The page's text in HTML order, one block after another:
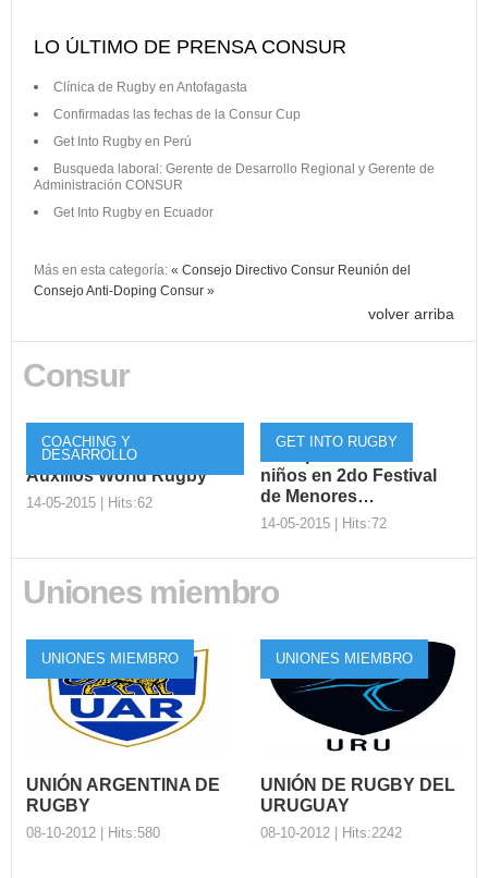
LO ÚLTIMO DE PRENSA CONSUR
Clínica de Rugby en Antofagasta
Confirmadas las fechas de la Consur Cup
Get Into Rugby en Perú
Busqueda laboral: Gerente de Desarrollo Regional y Gerente de
Administración CONSUR
Get Into Rugby en Ecuador
Más en esta categoría: « Consejo Directivo Consur Reunión del
Consejo Anti-Doping Consur »
volver arriba
Consur
COACHING Y
DESARROLLO
Curso Primeros
Auxilios World Rugby
14-05-2015 | Hits:62
Curso Primeros
Rugby
capacitaciones llevado a
cabo por FERUCHI en el año
2015, ...
GET INTO RUGBY
niños en 2do Festival
de Menores…
14-05-2015 | Hits:72
niños en 2do
Festival de
Menores…
El pasado domingo 10 de
mayo se realizó el segundo
festival de menores en las...
Uniones miembro
UNIONES MIEMBRO
UNIÓN ARGENTINA DE
RUGBY
08-10-2012 | Hits:580
UNIONES MIEMBRO
UNIÓN DE RUGBY DEL
URUGUAY
08-10-2012 | Hits:2242